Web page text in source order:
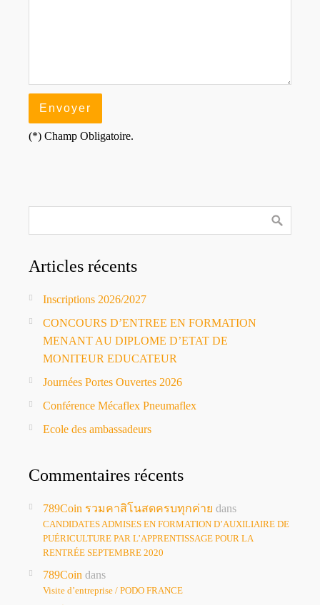
(*) Champ Obligatoire.
Articles récents
Inscriptions 2026/2027
CONCOURS D’ENTREE EN FORMATION
MENANT AU DIPLOME D’ETAT DE
MONITEUR EDUCATEUR
Journées Portes Ouvertes 2026
Conférence Mécaflex Pneumaflex
Ecole des ambassadeurs
Commentaires récents
789Coin รวมคาสิโนสดครบทุกค่าย dans
CANDIDATES ADMISES EN FORMATION D’AUXILIAIRE DE
PUÉRICULTURE PAR L’APPRENTISSAGE POUR LA
RENTRÉE SEPTEMBRE 2020
789Coin dans
Visite d’entreprise / PODO FRANCE